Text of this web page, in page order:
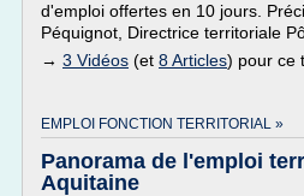
d'emploi offertes en 10 jours.
Péquignot, Directrice territoriale
→ 3 Vidéos (et 8 Articles) pour ce
EMPLOI FONCTION TERRITORIAL »
Panorama de l'emploi
Aquitaine